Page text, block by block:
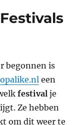
begonnen is
een
festival je
Ze hebben
om dit weer te